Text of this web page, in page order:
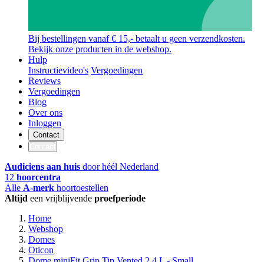
Bij bestellingen vanaf € 15,- betaalt u geen verzendkosten.
Bekijk onze producten in de webshop.
Hulp
Instructievideo's Vergoedingen
Reviews
Vergoedingen
Blog
Over ons
Inloggen
Contact
Audiciens aan huis door héél Nederland
12 hoorcentra
Alle A-merk hoortoestellen
Altijd een vrijblijvende proefperiode
Home
Webshop
Domes
Oticon